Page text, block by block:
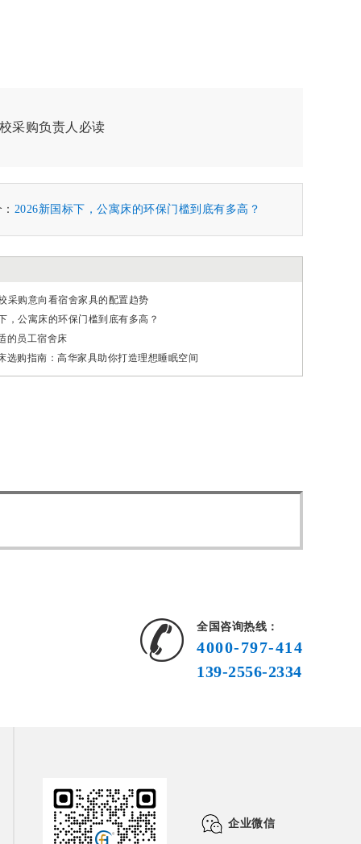
采购负责人必读
2026新国标下，公寓床的环保门槛到底有多高？
采购意向看宿舍家具的配置趋势
，公寓床的环保门槛到底有多高？
的员工宿舍床
选购指南：高华家具助你打造理想睡眠空间
全国咨询热线：
4000-797-414
139-2556-2334
企业微信